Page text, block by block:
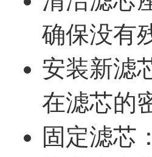
确保没有
安装新滤
在滤芯的
固定滤芯